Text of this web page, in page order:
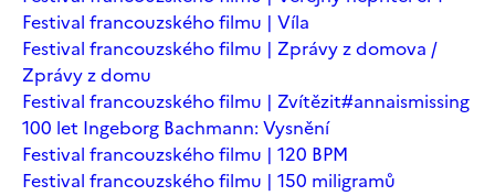
Festival francouzského filmu | Víla
Festival francouzského filmu | Zprávy z domova /
Zprávy z domu
Festival francouzského filmu | Zvítězit#annaismissing
100 let Ingeborg Bachmann: Vysnění
Festival francouzského filmu | 120 BPM
Festival francouzského filmu | 150 miligramů